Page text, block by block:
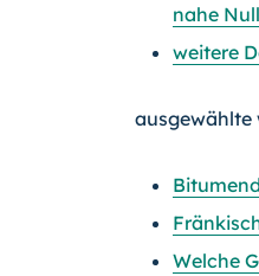
nahe Null
weitere
ausgewählte
Welche